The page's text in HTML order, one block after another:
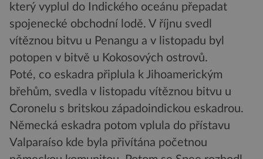
který vyplul do Indického oceánu přepadat
spojenecké obchodní lodě. V říjnu svedl
vítěznou bitvu u Penangu a v listopadu byl
potopen v bitvě u Kokosových ostrovů.
Poté, co eskadra připlula k Jihoamerickým
břehům, svedla v listopadu vítěznou bitvu u
Coronelu s britskou západoindickou eskadrou.
Německá eskadra potom vplula do přístavu
Valparaíso kde byla přivítána početnou